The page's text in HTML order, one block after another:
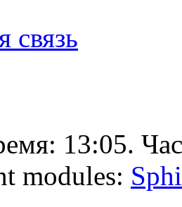
связь
13:05.
modules: